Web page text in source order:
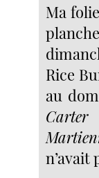
Ma
Rice
au
n’avait